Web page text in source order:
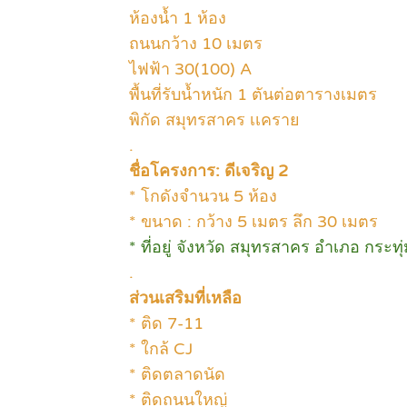
ห้องน้ำ 1 ห้อง
ถนนกว้าง 10 เมตร
ไฟฟ้า 30(100) A
พื้นที่รับน้ำหนัก 1 ตันต่อตารางเมตร
พิกัด สมุทรสาคร เเคราย
.
ชื่อโครงการ: ดีเจริญ 2
* โกดังจำนวน 5 ห้อง
* ขนาด : กว้าง 5 เมตร ลึก 30 เมตร
* ที่อยู่ จังหวัด สมุทรสาคร อำเภอ กระทุ่
.
ส่วนเสริมที่เหลือ
* ติด 7-11
* ใกล้ CJ
* ติดตลาดนัด
* ติดถนนใหญ่